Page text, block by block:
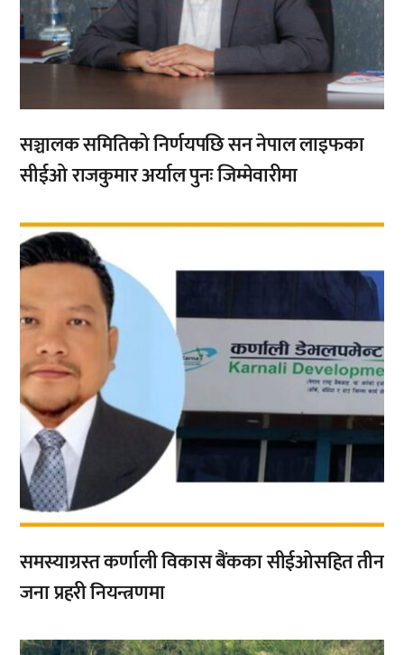
सञ्चालक समितिको निर्णयपछि सन नेपाल लाइफका
सीईओ राजकुमार अर्याल पुनः जिम्मेवारीमा
,
समस्याग्रस्त कर्णाली विकास बैंकका सीईओसहित तीन
जना प्रहरी नियन्त्रणमा
,